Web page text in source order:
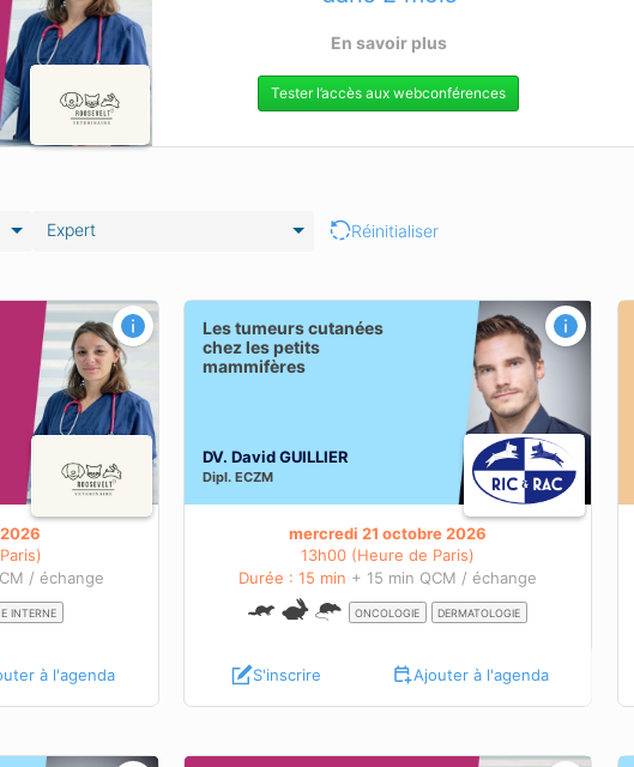
En savoir plus
Tester l’accès aux webconférences
Expert Réinitialiser
/ échange
INTERNE
à l'agenda
Les tumeurs cutanées
chez les petits
mammifères
DV. David GUILLIER
Dipl.ECZM
mercredi 21 octobre 2026
13h00 (Heure de Paris)
Durée : 15 min + 15 min QCM / échange
ONCOLOGIE DERMATOLOGIE
les petits
S'inscrire Ajouter à l'agenda
Pathologies virales et parasitaires
hépatiques chez le lapin
En savoir plus sur cette
webconférence